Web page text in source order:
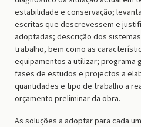
estabilidade e conservação;
escritas que descrevessem e
adoptadas; descrição dos
trabalho, bem como as
equipamentos a utilizar; programa
fases de estudos e projectos a
quantidades e tipo de trabalho a
orçamento preliminar da obra.
As soluções a adoptar para cada